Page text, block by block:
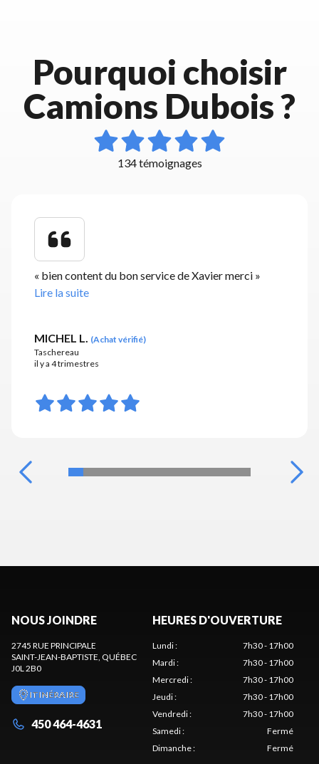
Pourquoi choisir
Camions Dubois ?
134 témoignages
« bien content du bon service de Xavier merci »
Lire la suite
MICHEL L. (Achat vérifié)
Taschereau
il y a 4 trimestres
NOUS JOINDRE
2745 RUE PRINCIPALE
SAINT-JEAN-BAPTISTE , QUÉBEC
J0L 2B0
ITINÉRAIRE
450 464-4631
HEURES D'OUVERTURE
Lundi:
7h30 - 17h00
Mardi:
7h30 - 17h00
Mercredi:
7h30 - 17h00
Jeudi:
7h30 - 17h00
Vendredi:
7h30 - 17h00
Samedi:
Fermé
Dimanche: Fermé